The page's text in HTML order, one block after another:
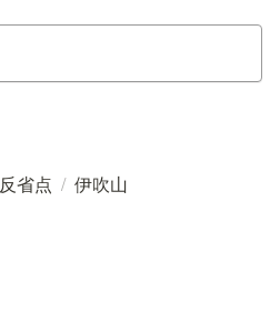
反省点 / 伊吹山